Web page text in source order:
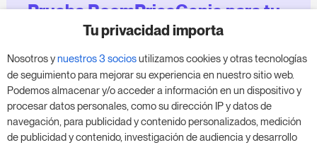
Prueba RoomPriceGenie para tu
negocio
Aprovecha nuestra prueba de 14 días y mejora tu
negocio, sin compromiso.
Agenda una reunión para empezar tu prueba
gratuita de 14 días.
Tu privacidad importa
Nosotros ynuestros 3 sociosutilizamos cookies y otras tecnologías
de seguimiento para mejorar su experiencia en nuestro sitio web.
Podemos almacenar y/o acceder a información en un dispositivo y
procesar datos personales, como su dirección IP y datos de
navegación, para publicidad y contenido personalizados, medición
de publicidad y contenido, investigación de audiencia y desarrollo